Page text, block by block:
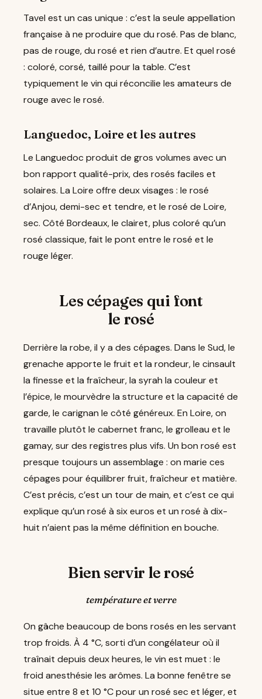
Tavel est un cas unique : c’est la seule appellation
française à ne produire que du rosé. Pas de blanc,
pas de rouge, du rosé et rien d’autre. Et quel rosé
: coloré, corsé, taillé pour la table. C’est
typiquement le vin qui réconcilie les amateurs de
rouge avec le rosé.
Languedoc, Loire et les autres
Le Languedoc produit de gros volumes avec un
bon rapport qualité-prix, des rosés faciles et
solaires. La Loire offre deux visages : le rosé
d’Anjou, demi-sec et tendre, et le rosé de Loire,
sec. Côté Bordeaux, le clairet, plus coloré qu’un
rosé classique, fait le pont entre le rosé et le
rouge léger.
Les cépages qui font
le rosé
Derrière la robe, il y a des cépages. Dans le Sud, le
grenache apporte le fruit et la rondeur, le cinsault
la finesse et la fraîcheur, la syrah la couleur et
l’épice, le mourvèdre la structure et la capacité de
garde, le carignan le côté généreux. En Loire, on
travaille plutôt le cabernet franc, le grolleau et le
gamay, sur des registres plus vifs. Un bon rosé est
presque toujours un assemblage : on marie ces
cépages pour équilibrer fruit, fraîcheur et matière.
C’est précis, c’est un tour de main, et c’est ce qui
explique qu’un rosé à six euros et un rosé à dix-
huit n’aient pas la même définition en bouche.
Bien servir le rosé
température et verre
On gâche beaucoup de bons rosés en les servant
trop froids. À 4 °C, sorti d’un congélateur où il
traînait depuis deux heures, le vin est muet : le
froid anesthésie les arômes. La bonne fenêtre se
situe entre 8 et 10 °C pour un rosé sec et léger, et